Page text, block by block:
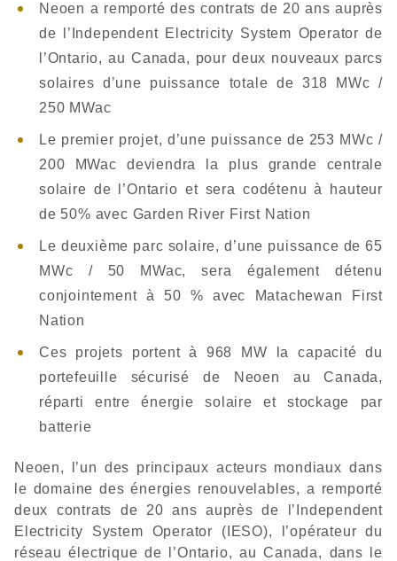
Neoen a remporté des contrats de 20 ans auprès
de l’Independent Electricity System Operator de
l’Ontario, au Canada, pour deux nouveaux parcs
solaires d’une puissance totale de 318 MWc /
250 MWac
Le premier projet, d’une puissance de 253 MWc /
200 MWac deviendra la plus grande centrale
solaire de l’Ontario et sera codétenu à hauteur
de 50% avec Garden River First Nation
Le deuxième parc solaire, d’une puissance de 65
MWc / 50 MWac, sera également détenu
conjointement à 50 % avec Matachewan First
Nation
Ces projets portent à 968 MW la capacité du
portefeuille sécurisé de Neoen au Canada,
réparti entre énergie solaire et stockage par
batterie
Neoen, l’un des principaux acteurs mondiaux dans
le domaine des énergies renouvelables, a remporté
deux contrats de 20 ans auprès de l’Independent
Electricity System Operator (IESO), l’opérateur du
réseau électrique de l’Ontario, au Canada, dans le